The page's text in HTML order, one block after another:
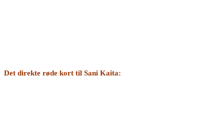
Det direkte røde kort til Sani Kaita: